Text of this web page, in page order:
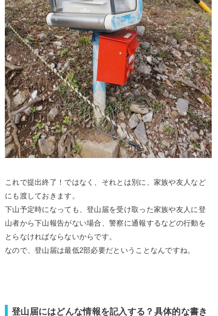
これで提出終了！ではなく、それとは別に、家族や友人など
にも渡しておきます。
下山予定時になっても、登山届を受け取った家族や友人に登
山者から下山報告がない場合、警察に通報するなどの行動を
とらなければならないからです。
なので、登山届は最低2部必要だということなんですね。
登山届にはどんな情報を記入する？具体的な書き